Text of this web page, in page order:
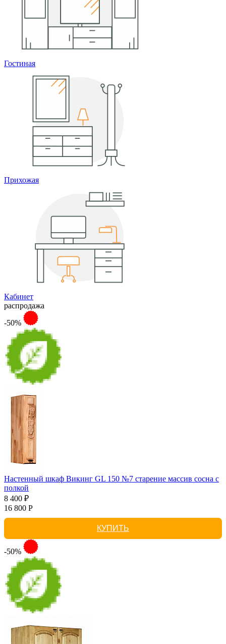
Гостиная
Прихожая
Кабинет
распродажа
-50%
Настенный шкаф Викинг GL 150 №7 старение массив сосна с
полкой
8 400 ₽
16 800 Р
КУПИТЬ
-50%